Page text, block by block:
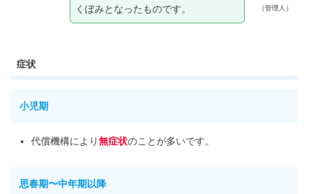
（管理人）
くぼみとなったものです。
症状
小児期
代償機構により無症状のことが多いです。
思春期〜中年期以降